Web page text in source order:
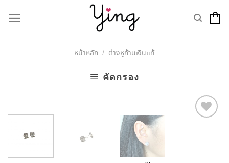
หน้าหลัก / ต่างหูก้านเงินแท้
คัดกรอง